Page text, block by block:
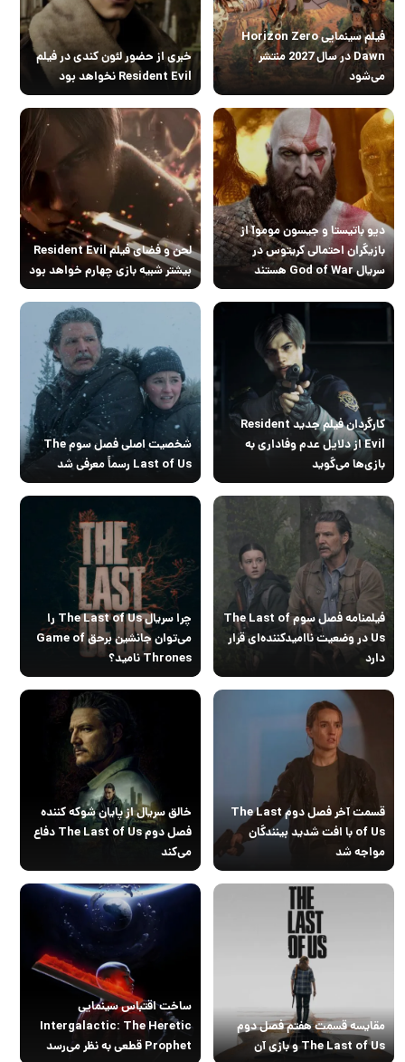
فیلم سینمایی Horizon Zero
Dawn در سال 2027 منتشر
می‌شود
خبری از حضور لئون کندی در فیلم
Resident Evil نخواهد بود
دیو باتیستا و جیسون موموآ از
بازیگران احتمالی کریتوس در
سریال God of War هستند
لحن و فضای فیلم Resident Evil
بیشتر شبیه بازی چهارم خواهد بود
کارگردان فیلم جدید Resident
Evil از دلایل عدم وفاداری به
بازی‌ها می‌گوید
شخصیت اصلی فصل سوم The
Last of Us رسماً معرفی شد
فیلمنامه فصل سوم The Last of
Us در وضعیت ناامیدکننده‌ای قرار
دارد
چرا سریال The Last of Us‌ را
می‌توان جانشین برحق Game of
Thrones‌ نامید؟
قسمت آخر فصل دوم The Last
of Us با افت شدید بینندگان
مواجه شد
خالق سریال از پایان شوکه کننده
فصل دوم The Last of Us دفاع
می‌کند
مقایسه قسمت هفتم فصل دوم
The Last of Us و بازی آن
ساخت اقتباس سینمایی
Intergalactic: The Heretic
Prophet قطعی به نظر می‌رسد